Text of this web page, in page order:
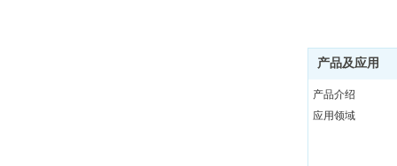
产品及应用
产品介绍
应用领域